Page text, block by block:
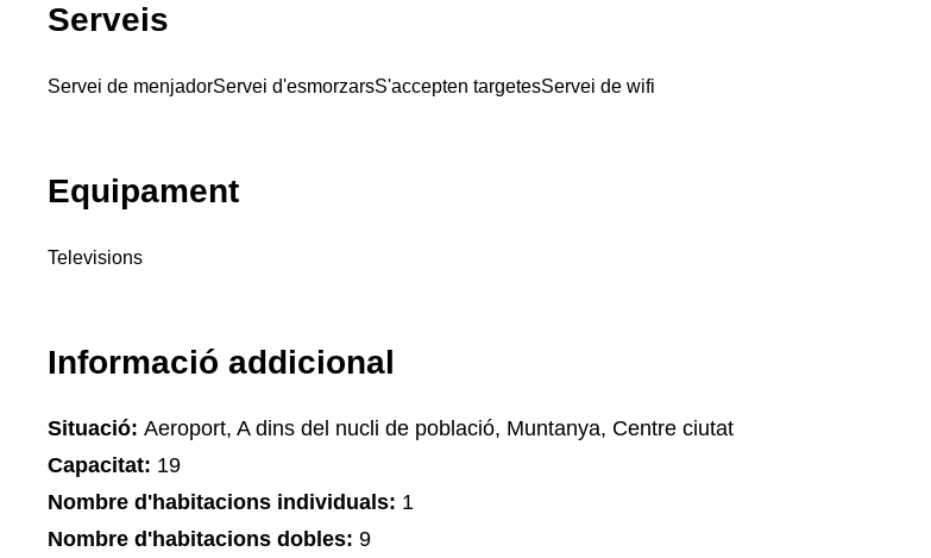
Serveis
Servei de menjadorServei d'esmorzarsS'accepten targetesServei de wifi
Equipament
Televisions
Informació addicional
Situació: Aeroport, A dins del nucli de població, Muntanya, Centre ciutat
Capacitat: 19
Nombre d'habitacions individuals: 1
Nombre d'habitacions dobles: 9